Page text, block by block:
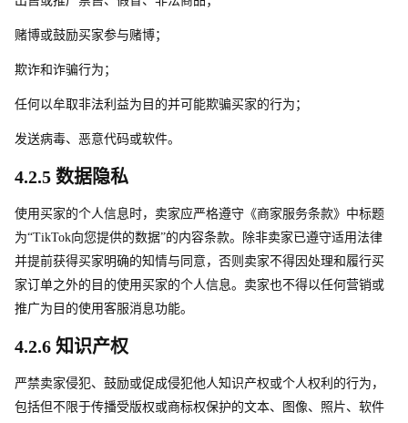
赌博或鼓励买家参与赌博；
欺诈和诈骗行为；
任何以牟取非法利益为目的并可能欺骗买家的行为；
发送病毒、恶意代码或软件。
4.2.5 数据隐私
使用买家的个人信息时，卖家应严格遵守《商家服务条款》中标题
为“TikTok向您提供的数据”的内容条款。除非卖家已遵守适用法律
并提前获得买家明确的知情与同意，否则卖家不得因处理和履行买
家订单之外的目的使用买家的个人信息。卖家也不得以任何营销或
推广为目的使用客服消息功能。
4.2.6 知识产权
严禁卖家侵犯、鼓励或促成侵犯他人知识产权或个人权利的行为，
包括但不限于传播受版权或商标权保护的文本、图像、照片、软件